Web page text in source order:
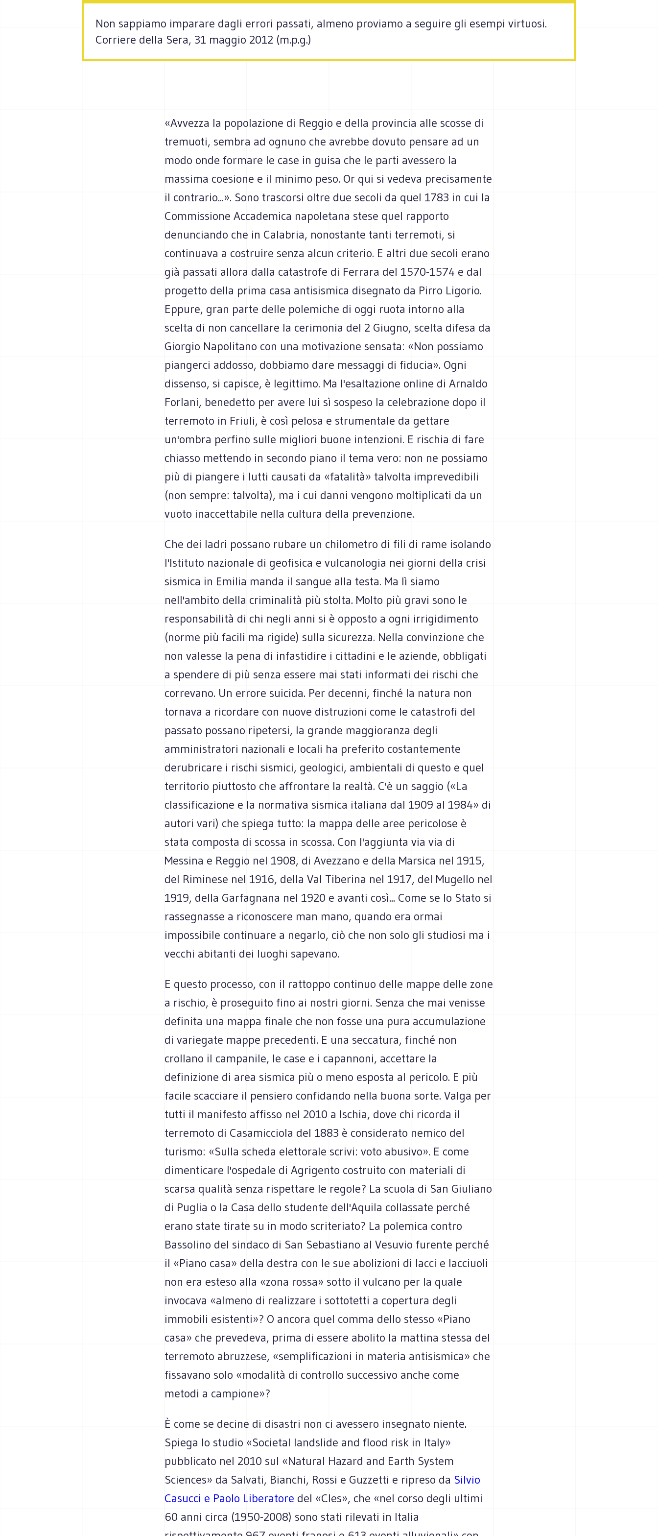
Non sappiamo imparare dagli errori passati, almeno proviamo a seguire gli esempi virtuosi.
Corriere della Sera, 31 maggio 2012 (m.p.g.)
«Avvezza la popolazione di Reggio e della provincia alle scosse di
tremuoti, sembra ad ognuno che avrebbe dovuto pensare ad un
modo onde formare le case in guisa che le parti avessero la
massima coesione e il minimo peso. Or qui si vedeva precisamente
il contrario...». Sono trascorsi oltre due secoli da quel 1783 in cui la
Commissione Accademica napoletana stese quel rapporto
denunciando che in Calabria, nonostante tanti terremoti, si
continuava a costruire senza alcun criterio. E altri due secoli erano
già passati allora dalla catastrofe di Ferrara del 1570-1574 e dal
progetto della prima casa antisismica disegnato da Pirro Ligorio.
Eppure, gran parte delle polemiche di oggi ruota intorno alla
scelta di non cancellare la cerimonia del 2 Giugno, scelta difesa da
Giorgio Napolitano con una motivazione sensata: «Non possiamo
piangerci addosso, dobbiamo dare messaggi di fiducia». Ogni
dissenso, si capisce, è legittimo. Ma l'esaltazione online di Arnaldo
Forlani, benedetto per avere lui sì sospeso la celebrazione dopo il
terremoto in Friuli, è così pelosa e strumentale da gettare
un'ombra perfino sulle migliori buone intenzioni. E rischia di fare
chiasso mettendo in secondo piano il tema vero: non ne possiamo
più di piangere i lutti causati da «fatalità» talvolta imprevedibili
(non sempre: talvolta), ma i cui danni vengono moltiplicati da un
vuoto inaccettabile nella cultura della prevenzione.
Che dei ladri possano rubare un chilometro di fili di rame isolando
l'Istituto nazionale di geofisica e vulcanologia nei giorni della crisi
sismica in Emilia manda il sangue alla testa. Ma lì siamo
nell'ambito della criminalità più stolta. Molto più gravi sono le
responsabilità di chi negli anni si è opposto a ogni irrigidimento
(norme più facili ma rigide) sulla sicurezza. Nella convinzione che
non valesse la pena di infastidire i cittadini e le aziende, obbligati
a spendere di più senza essere mai stati informati dei rischi che
correvano. Un errore suicida. Per decenni, finché la natura non
tornava a ricordare con nuove distruzioni come le catastrofi del
passato possano ripetersi, la grande maggioranza degli
amministratori nazionali e locali ha preferito costantemente
derubricare i rischi sismici, geologici, ambientali di questo e quel
territorio piuttosto che affrontare la realtà. C'è un saggio («La
classificazione e la normativa sismica italiana dal 1909 al 1984» di
autori vari) che spiega tutto: la mappa delle aree pericolose è
stata composta di scossa in scossa. Con l'aggiunta via via di
Messina e Reggio nel 1908, di Avezzano e della Marsica nel 1915,
del Riminese nel 1916, della Val Tiberina nel 1917, del Mugello nel
1919, della Garfagnana nel 1920 e avanti così... Come se lo Stato si
rassegnasse a riconoscere man mano, quando era ormai
impossibile continuare a negarlo, ciò che non solo gli studiosi ma i
vecchi abitanti dei luoghi sapevano.
E questo processo, con il rattoppo continuo delle mappe delle zone
a rischio, è proseguito fino ai nostri giorni. Senza che mai venisse
definita una mappa finale che non fosse una pura accumulazione
di variegate mappe precedenti. E una seccatura, finché non
crollano il campanile, le case e i capannoni, accettare la
definizione di area sismica più o meno esposta al pericolo. E più
facile scacciare il pensiero confidando nella buona sorte. Valga per
tutti il manifesto affisso nel 2010 a Ischia, dove chi ricorda il
terremoto di Casamicciola del 1883 è considerato nemico del
turismo: «Sulla scheda elettorale scrivi: voto abusivo». E come
dimenticare l'ospedale di Agrigento costruito con materiali di
scarsa qualità senza rispettare le regole? La scuola di San Giuliano
di Puglia o la Casa dello studente dell'Aquila collassate perché
erano state tirate su in modo scriteriato? La polemica contro
Bassolino del sindaco di San Sebastiano al Vesuvio furente perché
il «Piano casa» della destra con le sue abolizioni di lacci e lacciuoli
non era esteso alla «zona rossa» sotto il vulcano per la quale
invocava «almeno di realizzare i sottotetti a copertura degli
immobili esistenti»? O ancora quel comma dello stesso «Piano
casa» che prevedeva, prima di essere abolito la mattina stessa del
terremoto abruzzese, «semplificazioni in materia antisismica» che
fissavano solo «modalità di controllo successivo anche come
metodi a campione»?
È come se decine di disastri non ci avessero insegnato niente.
Spiega lo studio «Societal landslide and flood risk in Italy»
pubblicato nel 2010 sul «Natural Hazard and Earth System
Sciences» da Salvati, Bianchi, Rossi e Guzzetti e ripreso da Silvio
Casucci e Paolo Liberatore del «Cles», che «nel corso degli ultimi
60 anni circa (1950-2008) sono stati rilevati in Italia